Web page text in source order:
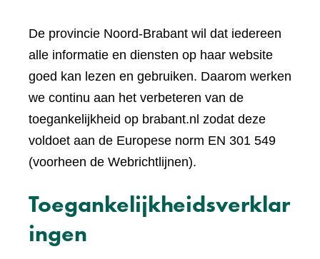
De provincie Noord-Brabant wil dat iedereen
alle informatie en diensten op haar website
goed kan lezen en gebruiken. Daarom werken
we continu aan het verbeteren van de
toegankelijkheid op brabant.nl zodat deze
voldoet aan de Europese norm EN 301 549
(voorheen de Webrichtlijnen).
Toegankelijkheidsverklar
ingen